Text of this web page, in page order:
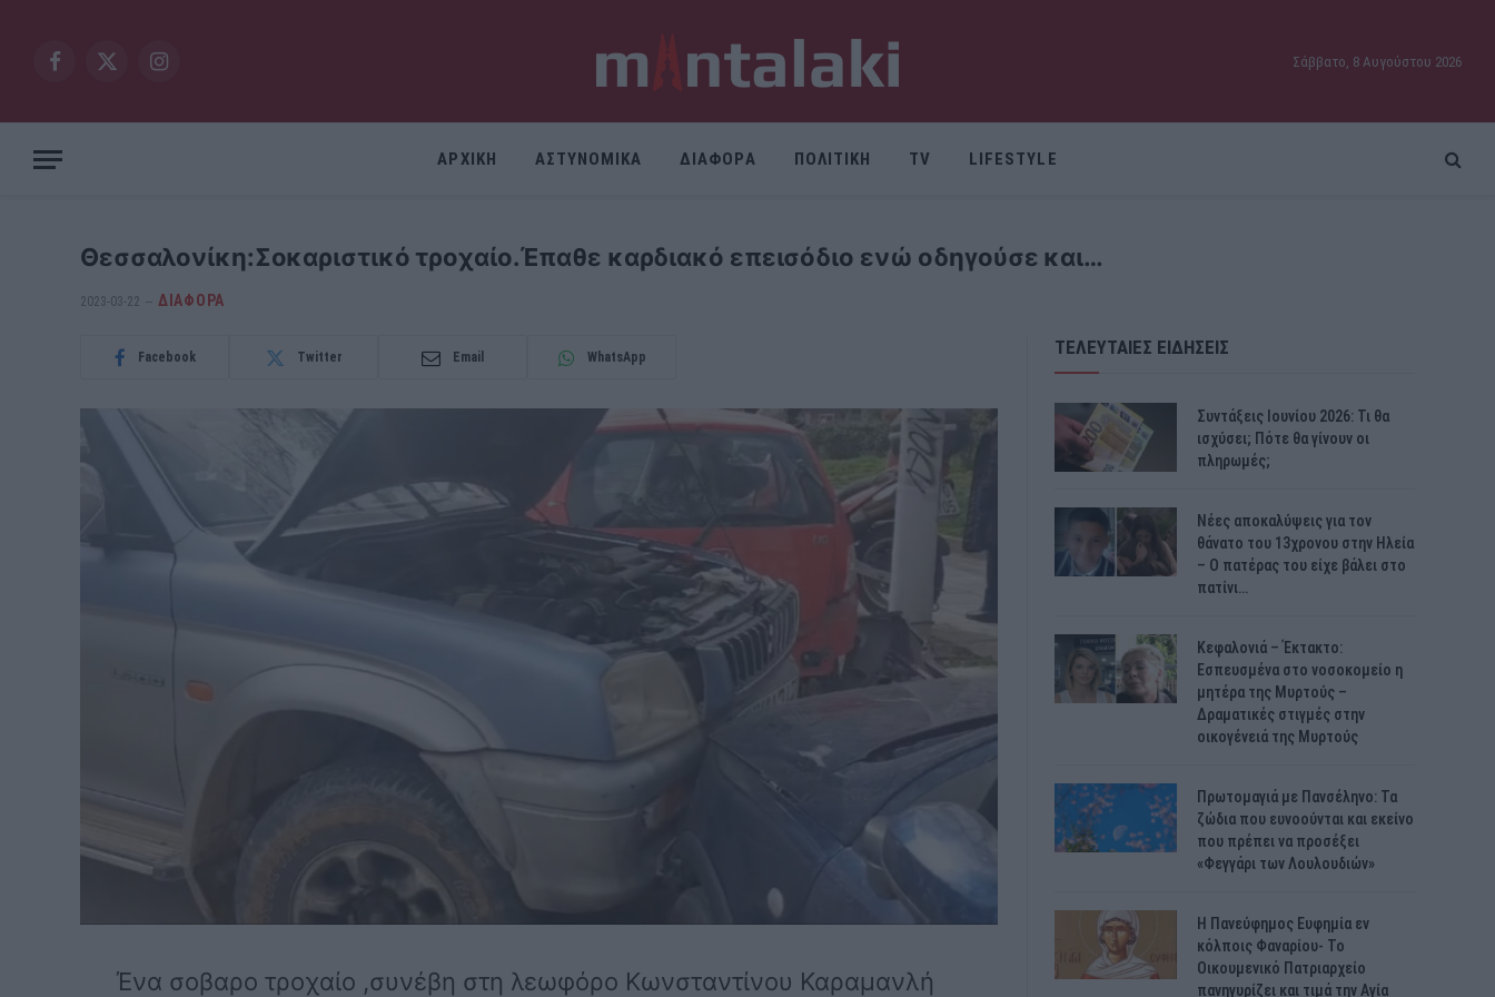
Facebook
X
Instagram
Σάββατο, 8 Αυγούστου 2026
ΑΡΧΙΚΗ ΑΣΤΥΝΟΜΙΚΑ ΔΙΑΦΟΡΑ ΠΟΛΙΤΙΚΗ TV LIFESTYLE
Θεσσαλονίκη:Σοκαριστικό τροχαίο.Έπαθε καρδιακό επεισόδιο ενώ οδηγούσε και…
2023-03-22 ΔΙΆΦΟΡΑ
Facebook Twitter Email WhatsApp
Ένα σοβαρο τροχαίο ,συνέβη στη λεωφόρο Κωνσταντίνου Καραμανλή
ΤΕΛΕΥΤΑΙΕΣ ΕΙΔΗΣΕΙΣ
Συντάξεις Ιουνίου 2026: Τι θα
ισχύσει; Πότε θα γίνουν οι
πληρωμές;
Νέες αποκαλύψεις για τον
θάνατο του 13χρονου στην Ηλεία
– Ο πατέρας του είχε βάλει στο
πατίνι…
Κεφαλονιά – Έκτακτο:
Εσπευσμένα στο νοσοκομείο η
μητέρα της Μυρτούς –
Δραματικές στιγμές στην
οικογένειά της Μυρτούς
Πρωτομαγιά με Πανσέληνο: Τα
ζώδια που ευνοούνται και εκείνο
που πρέπει να προσέξει
«Φεγγάρι των Λουλουδιών»
H Πανεύφημος Ευφημία εν
κόλποις Φαναρίου- Το
Οικουμενικό Πατριαρχείο
πανηγυρίζει και τιμά την Αγία